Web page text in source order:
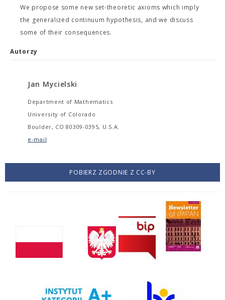
We propose some new set-theoretic axioms which imply
the generalized continuum hypothesis, and we discuss
some of their consequences.
Autorzy
Jan Mycielski
Department of Mathematics
University of Colorado
Boulder, CO 80309-0395, U.S.A.
e-mail
POBIERZ ZGODNIE Z CC-BY